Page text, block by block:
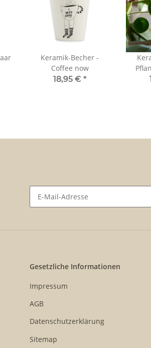
Keramik-Becher -
Coffee now
18,95 € *
Gesetzliche Informationen
Impressum
AGB
Datenschutzerklärung
Sitemap